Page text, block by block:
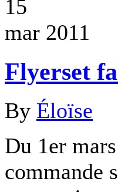
15
mar 2011
Flyerset
By Éloïse
Du 1er
commande